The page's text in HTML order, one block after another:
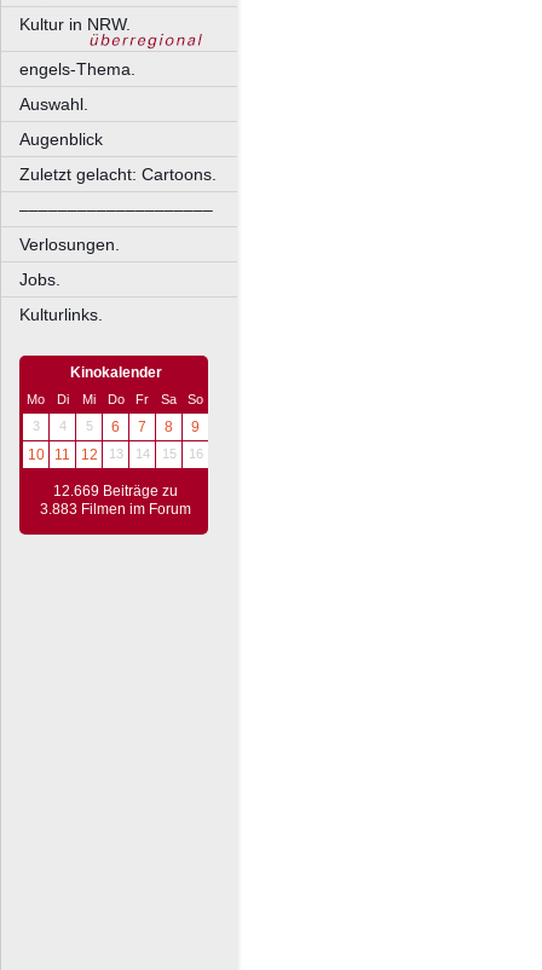
Kultur in NRW.
engels-Thema.
Auswahl.
Augenblick
Zuletzt gelacht: Cartoons.
––––––––––––––––––––
Verlosungen.
Jobs.
Kulturlinks.
Kinokalender
Mo Di Mi Do Fr Sa
So
3
4 5 6 7 8
9
10
11 12 13 14 15 16
12.669 Beiträge zu
3.883 Filmen im Forum